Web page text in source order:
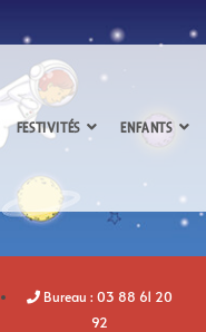
FESTIVITÉS ENFANTS
Bureau : 03 88 61 20
92